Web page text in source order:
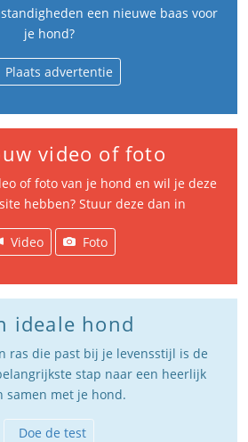
een nieuwe baas voor
je hond?
Plaats advertentie
video of foto
of foto van je hond en wil je deze
hebben? Stuur deze dan in
Video Foto
ideale hond
ras die past bij je levensstijl is de
stap naar een heerlijk
samen met je hond.
Doe de test